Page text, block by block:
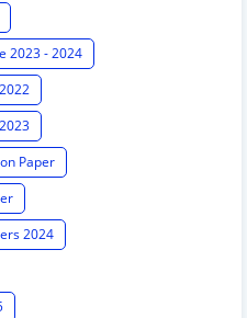
2023 - 2024
Paper
2024